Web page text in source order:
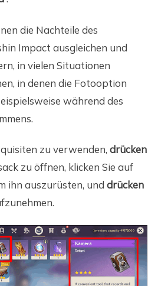
die Nachteile des
Impact ausgleichen und
in vielen Situationen
in denen die Fotooption
während des
zu verwenden, drücken
zu öffnen, klicken Sie auf
ihn auszurüsten, und drücken